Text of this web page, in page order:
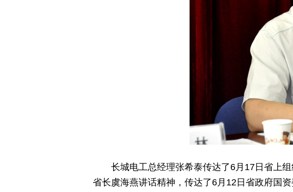
长城电工总经理张希泰传达了6月17日省上组
省长虞海燕讲话精神，传达了6月12日省政府国